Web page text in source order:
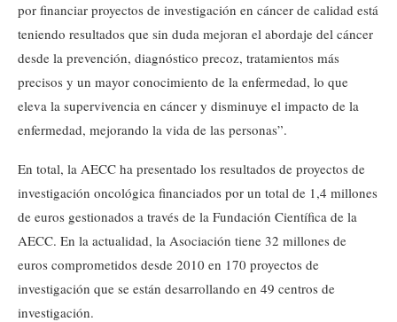
por financiar proyectos de investigación en cáncer de calidad está
teniendo resultados que sin duda mejoran el abordaje del cáncer
desde la prevención, diagnóstico precoz, tratamientos más
precisos y un mayor conocimiento de la enfermedad, lo que
eleva la supervivencia en cáncer y disminuye el impacto de la
enfermedad, mejorando la vida de las personas”.
En total, la AECC ha presentado los resultados de proyectos de
investigación oncológica financiados por un total de 1,4 millones
de euros gestionados a través de la Fundación Científica de la
AECC. En la actualidad, la Asociación tiene 32 millones de
euros comprometidos desde 2010 en 170 proyectos de
investigación que se están desarrollando en 49 centros de
investigación.